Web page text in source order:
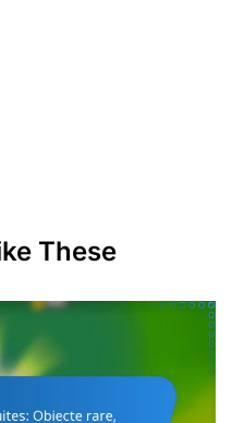
These